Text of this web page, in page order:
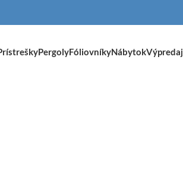
PergolyFóliovníkyNábytokVýpredaj